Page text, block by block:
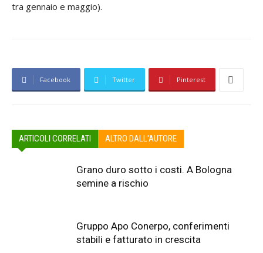
tra gennaio e maggio).
Facebook Twitter Pinterest
ARTICOLI CORRELATI ALTRO DALL'AUTORE
Grano duro sotto i costi. A Bologna
semine a rischio
Gruppo Apo Conerpo, conferimenti
stabili e fatturato in crescita